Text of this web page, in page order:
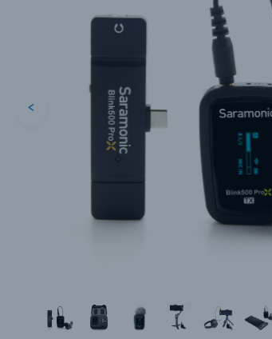
Цифровые фотоаппараты
<